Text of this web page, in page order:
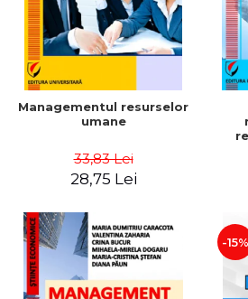
Managementul resurselor
umane
33,83 Lei
28,75 Lei
-15%